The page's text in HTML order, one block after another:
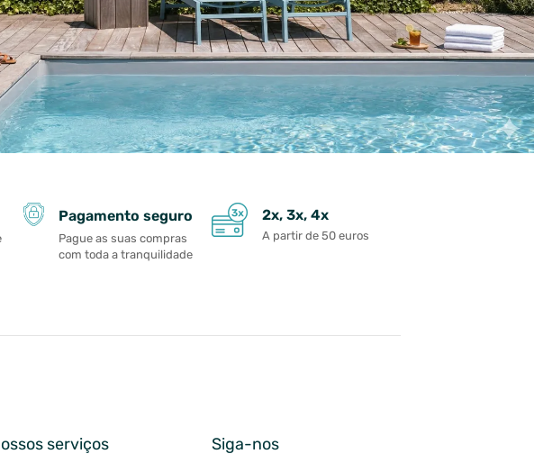
Pagamento seguro
Pague as suas compras
com toda a tranquilidade
2x, 3x, 4x
A partir de 50 euros
serviços Siga-nos